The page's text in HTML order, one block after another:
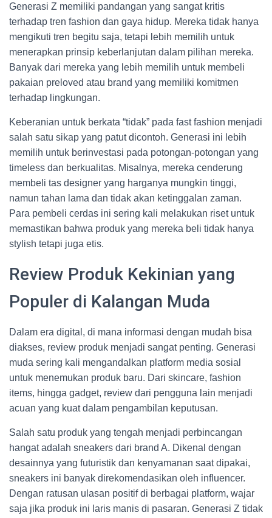
Generasi Z memiliki pandangan yang sangat kritis
terhadap tren fashion dan gaya hidup. Mereka tidak hanya
mengikuti tren begitu saja, tetapi lebih memilih untuk
menerapkan prinsip keberlanjutan dalam pilihan mereka.
Banyak dari mereka yang lebih memilih untuk membeli
pakaian preloved atau brand yang memiliki komitmen
terhadap lingkungan.
Keberanian untuk berkata “tidak” pada fast fashion menjadi
salah satu sikap yang patut dicontoh. Generasi ini lebih
memilih untuk berinvestasi pada potongan-potongan yang
timeless dan berkualitas. Misalnya, mereka cenderung
membeli tas designer yang harganya mungkin tinggi,
namun tahan lama dan tidak akan ketinggalan zaman.
Para pembeli cerdas ini sering kali melakukan riset untuk
memastikan bahwa produk yang mereka beli tidak hanya
stylish tetapi juga etis.
Review Produk Kekinian yang
Populer di Kalangan Muda
Dalam era digital, di mana informasi dengan mudah bisa
diakses, review produk menjadi sangat penting. Generasi
muda sering kali mengandalkan platform media sosial
untuk menemukan produk baru. Dari skincare, fashion
items, hingga gadget, review dari pengguna lain menjadi
acuan yang kuat dalam pengambilan keputusan.
Salah satu produk yang tengah menjadi perbincangan
hangat adalah sneakers dari brand A. Dikenal dengan
desainnya yang futuristik dan kenyamanan saat dipakai,
sneakers ini banyak direkomendasikan oleh influencer.
Dengan ratusan ulasan positif di berbagai platform, wajar
saja jika produk ini laris manis di pasaran. Generasi Z tidak